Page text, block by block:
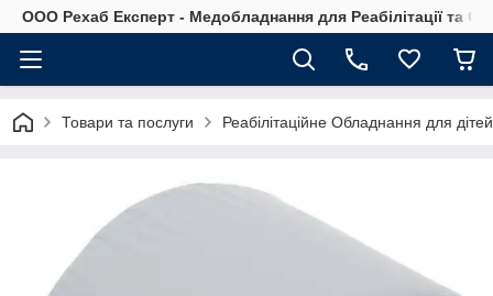
OOO Рехаб Експерт - Медобладнання для Реабілітації та
Товари та послуги Реабілітаційне Обладнання для